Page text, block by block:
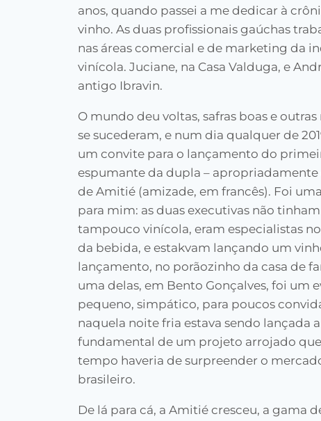
anos, quando passei a me dedicar à
vinho. As duas profissionais gaúchas
nas áreas comercial e de marketing da
vinícola. Juciane, na Casa Valduga, e
antigo Ibravin.
O mundo deu voltas, safras boas e
se sucederam, e num dia qualquer de
um convite para o lançamento do
espumante da dupla –
de Amitié (amizade, em francês). Foi
para mim: as duas executivas não
tampouco vinícola, eram especialistas
da bebida, e estakvam lançando um
lançamento, no porãozinho da casa de
uma delas, em Bento Gonçalves, foi um
pequeno, simpático, para poucos
naquela noite fria estava sendo lançada
fundamental de um projeto arrojado
tempo haveria de surpreender o
brasileiro.
De lá para cá, a Amitié cresceu, a gama